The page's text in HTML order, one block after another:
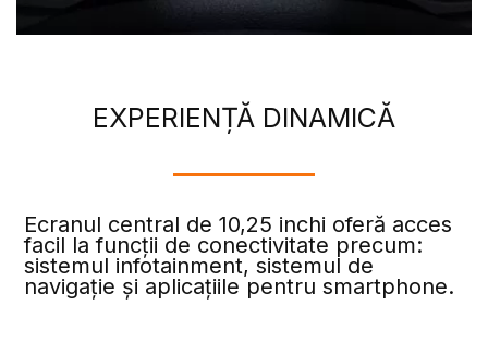
EXPERIENȚĂ DINAMICĂ
Ecranul central de 10,25 inchi oferă acces
facil la funcții de conectivitate precum:
sistemul infotainment, sistemul de
navigație și aplicațiile pentru smartphone.